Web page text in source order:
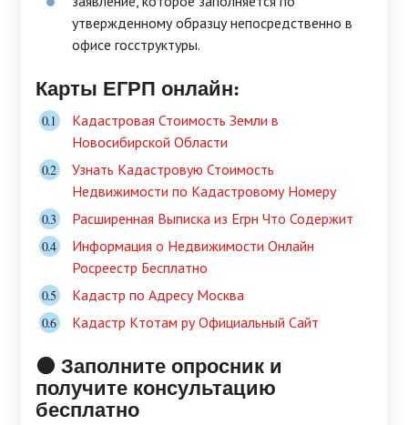
утвержденному образцу непосредственно в
офисе госструктуры.
Карты ЕГРП онлайн:
Кадастровая Стоимость Земли в
Новосибирской Области
Узнать Кадастровую Стоимость
Недвижимости по Кадастровому Номеру
Расширенная Выписка из Егрн Что Содержит
Информация о Недвижимости Онлайн
Росреестр Бесплатно
Кадастр по Адресу Москва
Кадастр Ктотам ру Официальный Сайт
🟠 Заполните опросник и
получите консультацию
бесплатно